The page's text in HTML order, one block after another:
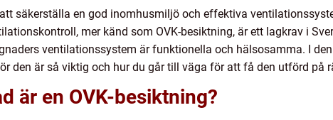
säkerställa en god inomhusmiljö och effektiva
mer känd som OVK-besiktning, är ett lagkrav i
ventilationssystem är funktionella och hälsosamma. I
den är så viktig och hur du går till väga för att få den utförd på
är en OVK-besiktning?